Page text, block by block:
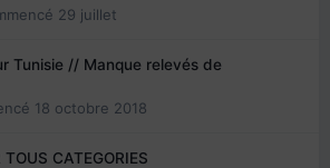
29 juillet
Tunisie // Manque relevés de
18 octobre 2018
TOUS CATEGORIES